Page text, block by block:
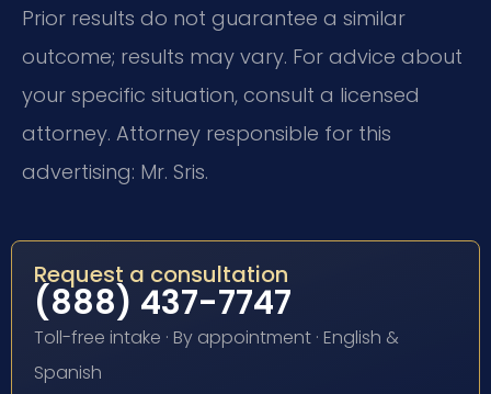
Prior results do not guarantee a similar
outcome; results may vary. For advice about
your specific situation, consult a licensed
attorney. Attorney responsible for this
advertising: Mr. Sris.
Request a consultation
(888) 437-7747
Toll-free intake · By appointment · English &
Spanish